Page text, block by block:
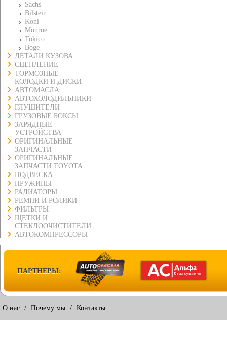
Sachs
Bilstein
Koni
Monroe
Tokico
Boge
ДЕТАЛИ КУЗОВА
СЦЕПЛЕНИЕ
ТОРМОЗНЫЕ
КОЛОДКИ И ДИСКИ
АВТОМАСЛА
АВТОХОЛОДИЛЬНИКИ
ГЛУШИТЕЛИ
ГРУЗОВЫЕ БОКСЫ
ЗАРЯДНЫЕ
УСТРОЙСТВА
ОРИГИНАЛЬНЫЕ
ЗАПЧАСТИ
ОРИГИНАЛЬНЫЕ
ЗАПЧАСТИ TOYOTA
ПОДВЕСКА
ПРУЖИНЫ
РАДИАТОРЫ
РЕМНИ И РОЛИКИ
ФИЛЬТРЫ
ЩЕТКИ И
СТЕКЛООЧИСТИТЕЛИ
АВТОКОМПРЕССОРЫ
ПАРТНЕРЫ:
О нас / Почему мы / Контакты